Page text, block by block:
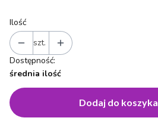
Ilość
szt.
Dostępność:
średnia ilość
Dodaj do koszyka